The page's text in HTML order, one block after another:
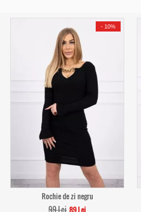
- 10%
Rochie de zi negru
99 Lei 89 Lei